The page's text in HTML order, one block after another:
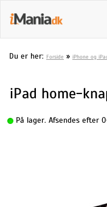
Du er her: Forside » iPhone og
iPad home-
På lager. Afsendes efter